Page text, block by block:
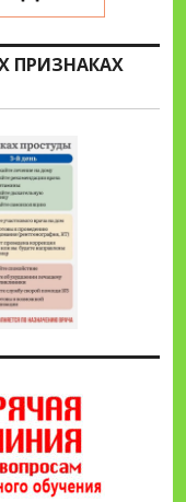
ПРИЗНАКАХ